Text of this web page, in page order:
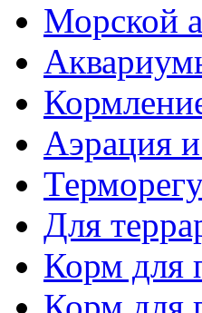
Морской
Аэрация
Для
Корм для